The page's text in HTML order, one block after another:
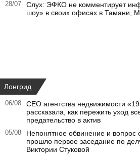
28/07
Слух: ЭФКО не комментирует
шоу» в своих офисах в Тамани,
Лонгрид
06/08
CEO агентства недвижимости
рассказала, как пережить уход
предательство в актив
05/08
Непонятное обвинение и
прошло первое заседание по
Виктории Стуковой